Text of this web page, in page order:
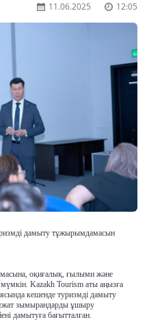
11.06.2025 12:05
дамыту тұжырымдамасын
оқиғалық, ғылыми және
мүмкін. Kazakh Tourism аты аңызға
кешенде туризмді дамыту
зымырандарды ұшыру
дамытуға бағытталған.